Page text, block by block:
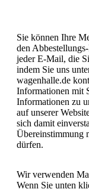
Sie können Ihre
den
jeder E-Mail, die
indem Sie uns
wagenhalle.de
Informationen mit
Informationen zu
auf unserer
sich damit
Übereinstimmung
dürfen.
Wir verwenden
Wenn Sie unten